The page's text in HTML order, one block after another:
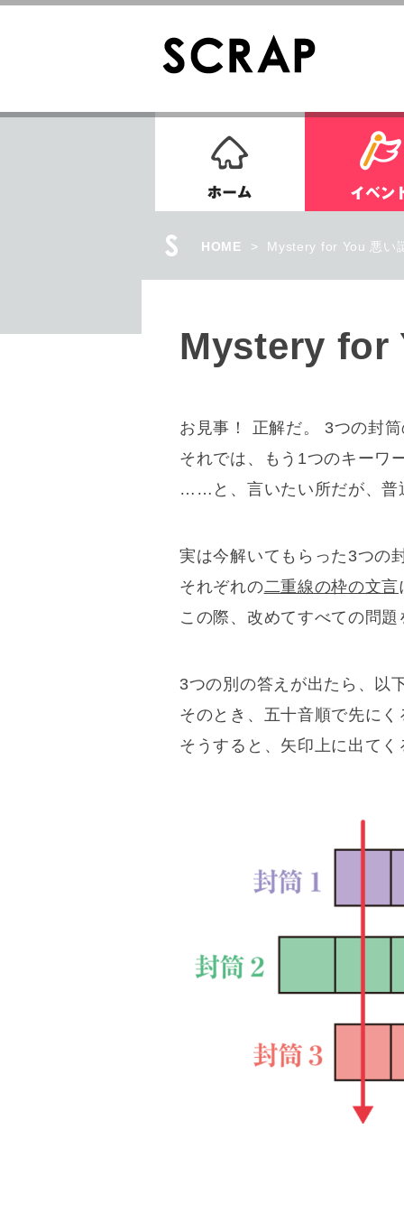
ホーム
HOME > Mystery for You 悪い
Mystery for
お見事！ 正解だ。 3つの封
それでは、もう1つのキーワ
……と、言いたい所だが、普
実は今解いてもらった3つの
それぞれの二重線の枠の文言
この際、改めてすべての問
3つの別の答えが出たら、以
そのとき、五十音順で先に
そうすると、矢印上に出て